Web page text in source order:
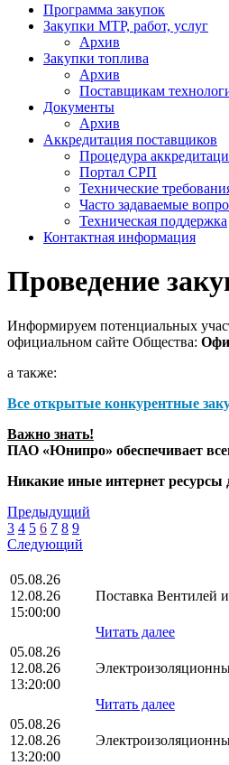
Программа закупок
Закупки МТР, работ, услуг
Архив
Закупки топлива
Архив
Поставщикам
Документы
Архив
Аккредитация поставщиков
Процедура
Портал СРП
Технические
Часто задаваемые
Техническая поддержка
Контактная информация
Проведение
Информируем потенциальных
официальном сайте Общества:
а также:
Все открытые конкурентные
Важно знать!
ПАО «Юнипро» обеспечивает
Никакие иные интернет
Предыдущий
3 4 5 6 7 8 9
Следующий
05.08.26
12.08.26
15:00:00
Поставка Вентилей
Читать далее
05.08.26
12.08.26
13:20:00
Читать далее
05.08.26
12.08.26
13:20:00